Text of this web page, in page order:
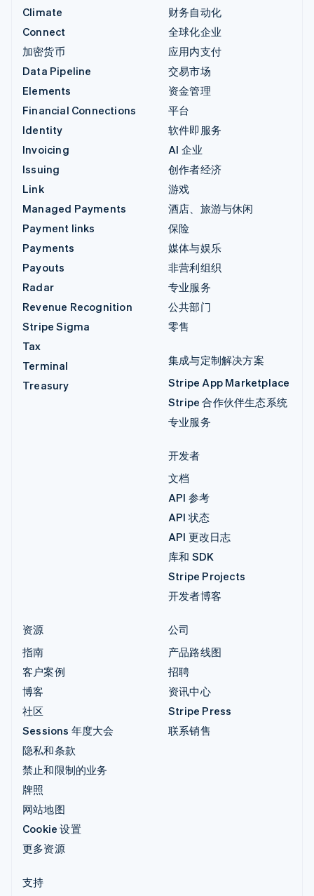
Climate
Connect
加密货币
Data Pipeline
Elements
Financial Connections
Identity
Invoicing
Issuing
Link
Managed Payments
Payment links
Payments
Payouts
Radar
Revenue Recognition
Stripe Sigma
Tax
Terminal
Treasury
财务自动化
全球化企业
应用内支付
交易市场
资金管理
平台
软件即服务
AI 企业
创作者经济
游戏
酒店、旅游与休闲
保险
媒体与娱乐
非营利组织
专业服务
公共部门
零售
集成与定制解决方案
Stripe App Marketplace
Stripe 合作伙伴生态系统
专业服务
开发者
文档
API 参考
API 状态
API 更改日志
库和 SDK
Stripe Projects
开发者博客
资源
指南
客户案例
博客
社区
Sessions 年度大会
隐私和条款
禁止和限制的业务
牌照
网站地图
Cookie 设置
更多资源
公司
产品路线图
招聘
资讯中心
Stripe Press
联系销售
支持